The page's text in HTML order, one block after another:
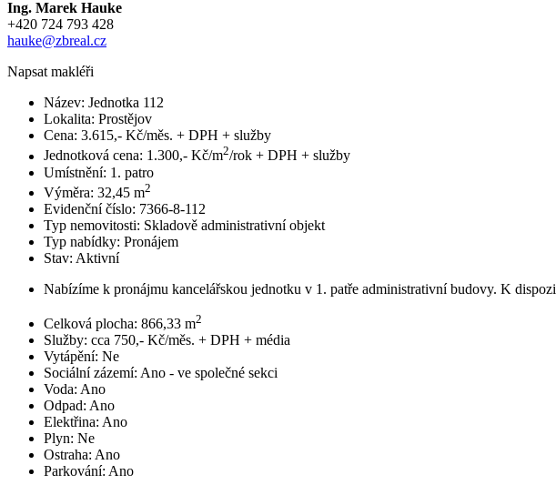
Ing. Marek Hauke
+420 724 793 428
hauke@zbreal.cz
Napsat makléři
Název: Jednotka 112
Lokalita: Prostějov
Cena: 3.615,- Kč/měs. + DPH + služby
Jednotková cena: 1.300,- Kč/m2/rok + DPH + služby
Umístnění: 1. patro
Výměra: 32,45 m2
Evidenční číslo: 7366-8-112
Typ nemovitosti: Skladově administrativní objekt
Typ nabídky: Pronájem
Stav: Aktivní
Nabízíme k pronájmu kancelářskou jednotku v 1. patře administrativní budovy. K
Celková plocha: 866,33 m2
Služby: cca 750,- Kč/měs. + DPH + média
Vytápění: Ne
Sociální zázemí: Ano - ve společné sekci
Voda: Ano
Odpad: Ano
Elektřina: Ano
Plyn: Ne
Ostraha: Ano
Parkování: Ano